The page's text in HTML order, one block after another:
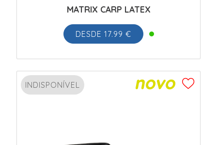
MATRIX CARP LATEX
DESDE 17.99 €
INDISPONÍVEL